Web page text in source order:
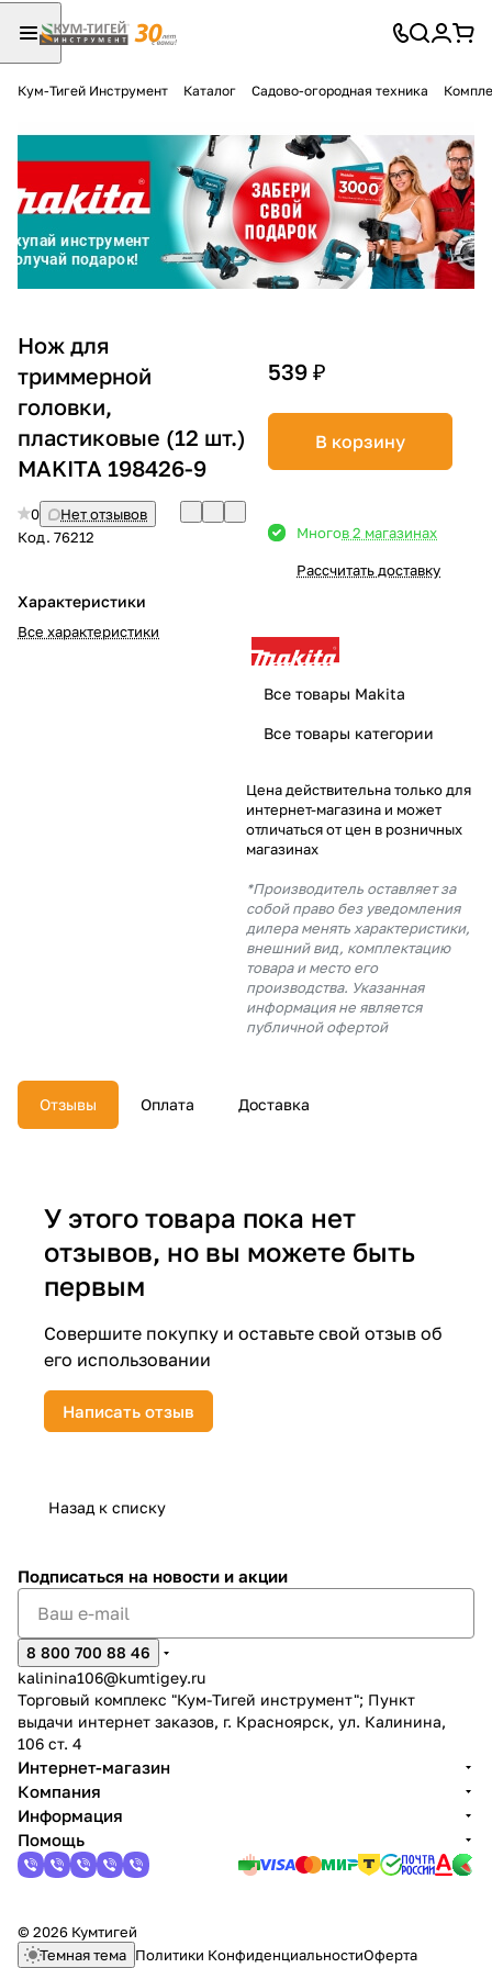
Кум-Тигей Инструмент Каталог Садово-огородная техника
Нож для
триммерной
головки,
пластиковые (12 шт.)
MAKITA 198426-9
0
Нет отзывов
Код. 76212
Характеристики
Все характеристики
539 ₽
В корзину
Многов 2 магазинах
Рассчитать доставку
Все товары Makita
Все товары категории
Цена действительна только для
интернет-магазина и может
отличаться от цен в розничных
магазинах
*Производитель оставляет за
собой право без уведомления
дилера менять характеристики,
внешний вид, комплектацию
товара и место его
производства. Указанная
информация не является
публичной офертой
Отзывы Оплата Доставка
У этого товара пока нет
отзывов, но вы можете быть
первым
Совершите покупку и оставьте свой отзыв об
его использовании
Написать отзыв
Назад к списку
Подписаться на новости и акции
8 800 700 88 46
kalinina106@kumtigey.ru
Торговый комплекс "Кум-Тигей инструмент"; Пункт
выдачи интернет заказов, г. Красноярск, ул. Калинина,
106 ст. 4
Интернет-магазин
Компания
Информация
Помощь
© 2026 Кумтигей
Темная тема Политики КонфиденциальностиОферта
Разбейте
оплатуна части
без переплат
График платежей
Сегодня
Добавляйте товары
Оплачивайте сегодня только
% картой любого банка
% будут
с вашей карты
недели
раз в 2 недели